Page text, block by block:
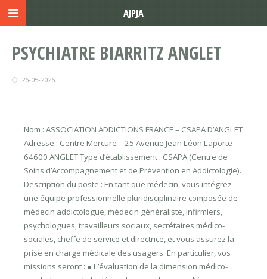
PSYCHIATRE BIARRITZ ANGLET
26-05-2026
Nom : ASSOCIATION ADDICTIONS FRANCE – CSAPA D’ANGLET
Adresse : Centre Mercure – 25 Avenue Jean Léon Laporte –
64600 ANGLET Type d’établissement : CSAPA (Centre de
Soins d’Accompagnement et de Prévention en Addictologie).
Description du poste : En tant que médecin, vous intégrez
une équipe professionnelle pluridisciplinaire composée de
médecin addictologue, médecin généraliste, infirmiers,
psychologues, travailleurs sociaux, secrétaires médico-
sociales, cheffe de service et directrice, et vous assurez la
prise en charge médicale des usagers. En particulier, vos
missions seront : ● L’évaluation de la dimension médico-
AJPJA